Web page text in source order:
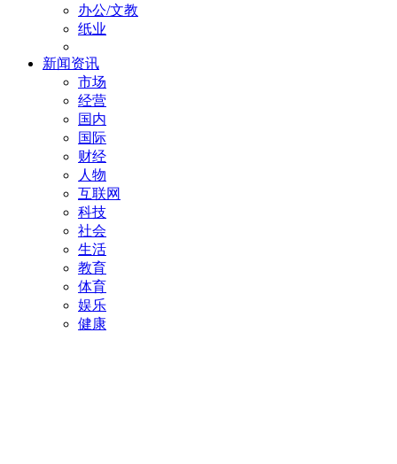
办公/文教
纸业
新闻资讯
市场
经营
国内
国际
财经
人物
互联网
科技
社会
生活
教育
体育
娱乐
健康